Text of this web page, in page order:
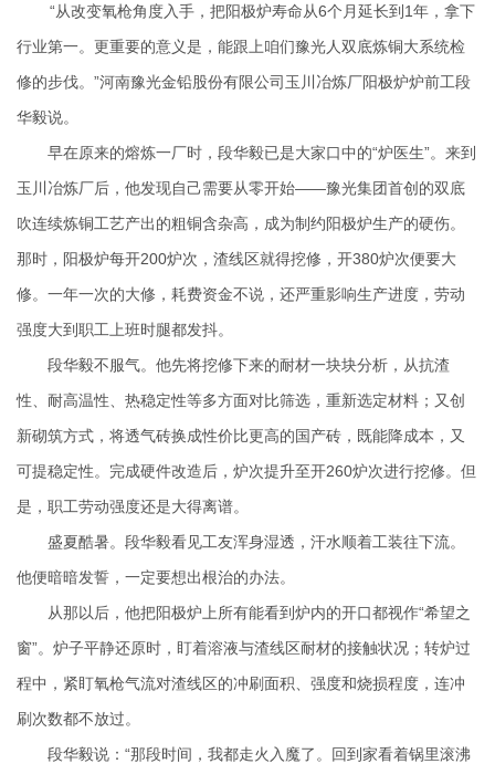
“从改变氧枪角度入手，把阳极炉寿命从6个月延长到1年，拿下
行业第一。更重要的意义是，能跟上咱们豫光人双底炼铜大系统检
修的步伐。”河南豫光金铅股份有限公司玉川冶炼厂阳极炉炉前工段
华毅说。
早在原来的熔炼一厂时，段华毅已是大家口中的“炉医生”。来到
玉川冶炼厂后，他发现自己需要从零开始——豫光集团首创的双底
吹连续炼铜工艺产出的粗铜含杂高，成为制约阳极炉生产的硬伤。
那时，阳极炉每开200炉次，渣线区就得挖修，开380炉次便要大
修。一年一次的大修，耗费资金不说，还严重影响生产进度，劳动
强度大到职工上班时腿都发抖。
段华毅不服气。他先将挖修下来的耐材一块块分析，从抗渣
性、耐高温性、热稳定性等多方面对比筛选，重新选定材料；又创
新砌筑方式，将透气砖换成性价比更高的国产砖，既能降成本，又
可提稳定性。完成硬件改造后，炉次提升至开260炉次进行挖修。但
是，职工劳动强度还是大得离谱。
盛夏酷暑。段华毅看见工友浑身湿透，汗水顺着工装往下流。
他便暗暗发誓，一定要想出根治的办法。
从那以后，他把阳极炉上所有能看到炉内的开口都视作“希望之
窗”。炉子平静还原时，盯着溶液与渣线区耐材的接触状况；转炉过
程中，紧盯氧枪气流对渣线区的冲刷面积、强度和烧损程度，连冲
刷次数都不放过。
段华毅说：“那段时间，我都走火入魔了。回到家看着锅里滚沸